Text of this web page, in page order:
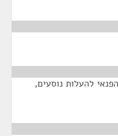
להעלות נוסעים,